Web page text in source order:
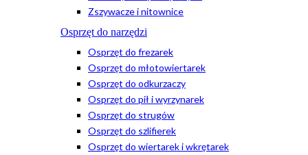
Zszywacze i nitownice
Osprzęt do narzędzi
Osprzęt do frezarek
Osprzęt do młotowiertarek
Osprzęt do odkurzaczy
Osprzęt do pił i wyrzynarek
Osprzęt do strugów
Osprzęt do szlifierek
Osprzęt do wiertarek i wkrętarek